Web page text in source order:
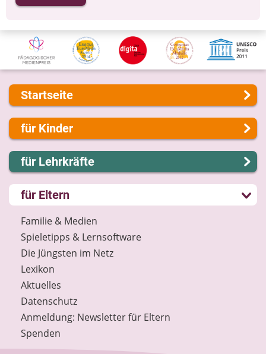
Startseite
Über uns
Presse
Kontakt
Impressum
Internet-ABC Sitemap
Barrierefreiheit
Länderprojekte
für Kinder
Lernen und Schule
Hobby und Freizeit
Spiel und Spaß
Mitreden und Mitmachen
Lexikon
Datenschutz
Newsletter
für Lehrkräfte
Lernmodule
Unterrichts­materialien
Internet-ABC-Schule
Praxishilfen
Aktuelles
Materialbestellung
Lexikon
Datenschutz
Newsletter
Spenden
für Eltern
Familie & Medien
Spieletipps & Lernsoftware
Die Jüngsten im Netz
Lexikon
Aktuelles
Datenschutz
Anmeldung: Newsletter für Eltern
Spenden